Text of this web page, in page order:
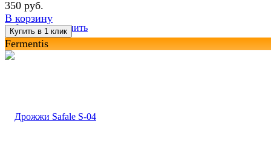
избранное сравнить
350 руб.
В корзину
Fermentis